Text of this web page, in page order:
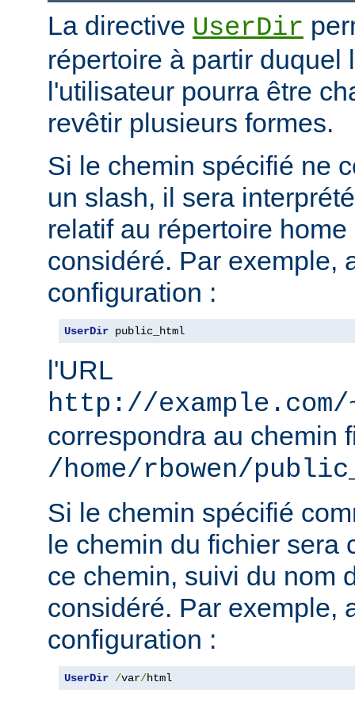
La directive UserDir
répertoire à partir duquel
l'utilisateur pourra être
revêtir plusieurs formes.
Si le chemin spécifié ne
un slash, il sera
relatif au répertoire
considéré. Par exemple,
configuration :
UserDir public_html
l'URL
http://
correspondra au chemin
/home/rbowen/
Si le chemin spécifié
le chemin du fichier sera
ce chemin, suivi du nom
considéré. Par exemple,
configuration :
UserDir /var/html